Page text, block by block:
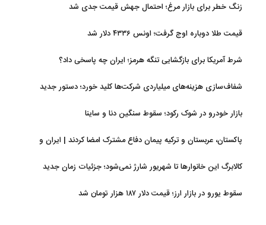
زنگ خطر برای بازار مرغ؛ احتمال جهش قیمت جدی شد
قیمت طلا دوباره اوج گرفت؛ اونس ۴۳۳۶ دلار شد
شرط آمریکا برای بازگشایی تنگه هرمز؛ ایران چه پاسخی داد؟
شفاف‌سازی هزینه‌های میلیاردی شرکت‌ها کلید خورد؛ دستور جدید
بازار خودرو در شوک رکود؛ سقوط سنگین دنا و ساینا
پاکستان، عربستان و ترکیه پیمان دفاع مشترک امضا کردند | ایران و
کالابرگ این خانوارها تا شهریور شارژ نمی‌شود؛ جزئیات زمان جدید
سقوط یورو در بازار ارز؛ قیمت دلار ۱۸۷ هزار تومان شد